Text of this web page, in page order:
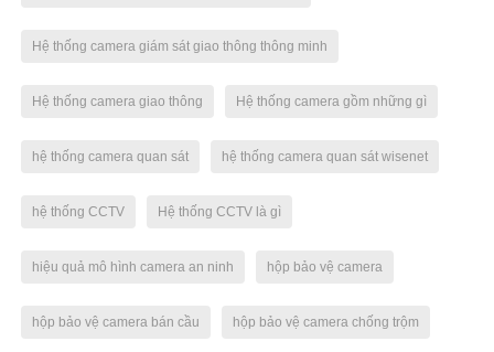
Hệ thống camera giám sát giao thông thông minh
Hệ thống camera giao thông Hệ thống camera gồm những gì
hệ thống camera quan sát hệ thống camera quan sát wisenet
hệ thống CCTV Hệ thống CCTV là gì
hiệu quả mô hình camera an ninh hộp bảo vệ camera
hộp bảo vệ camera bán cầu hộp bảo vệ camera chống trộm